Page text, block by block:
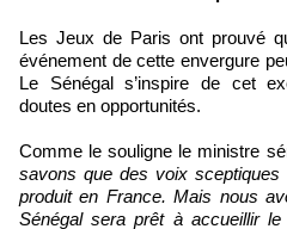
Les Jeux de Paris ont prouvé
événement de cette envergure
Le Sénégal s’inspire de cet
doutes en opportunités.
Comme le souligne le ministre
savons que des voix
produit en France. Mais nous
Sénégal sera prêt à accueillir